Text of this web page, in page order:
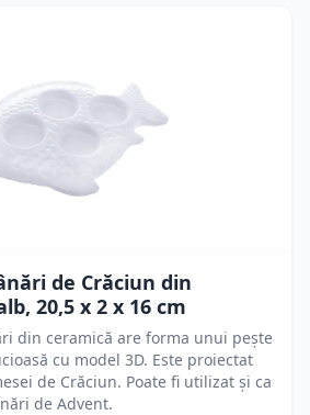
de Crăciun din
20,5 x 2 x 16 cm
din ceramică are forma unui pește
cu model 3D. Este proiectat
de Crăciun. Poate fi utilizat și ca
de Advent.